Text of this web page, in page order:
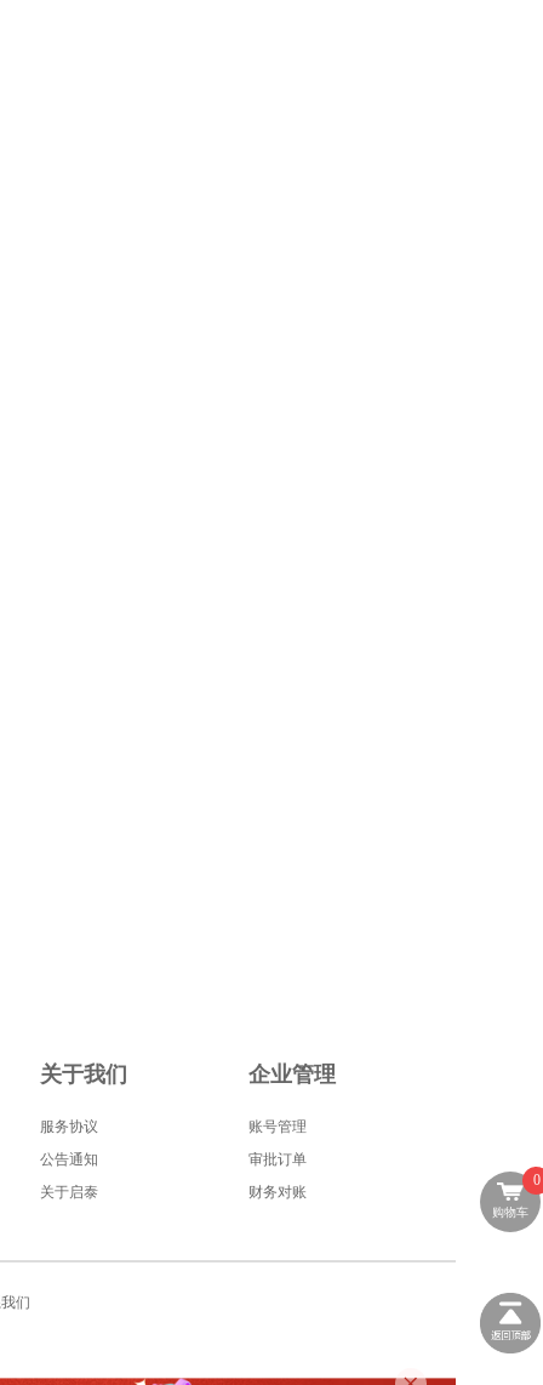
购物车
0
关于我们
服务协议
公告通知
关于启泰
企业管理
账号管理
审批订单
财务对账
们